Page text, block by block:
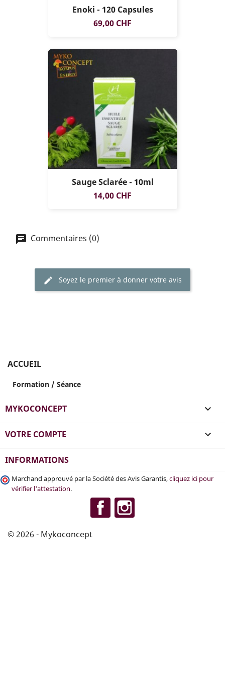
Enoki - 120 Capsules
Prix
69,00 CHF
Sauge Sclarée - 10ml
Prix
14,00 CHF
Commentaires (0)
Soyez le premier à donner votre avis
ACCUEIL
Formation / Séance
MYKOCONCEPT 
VOTRE COMPTE 
INFORMATIONS
Marchand approuvé par la Société des Avis Garantis,cliquez ici pour
vérifier l'attestation.
Facebook
© 2026 - Mykoconcept